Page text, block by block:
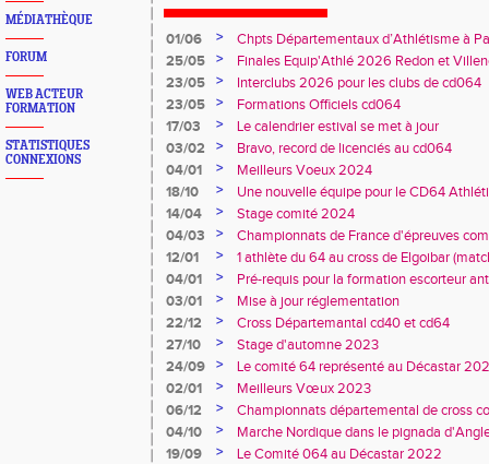
MÉDIATHÈQUE
FORUM
WEB ACTEUR
FORMATION
STATISTIQUES
CONNEXIONS
01/06 >
Chpts Départementaux d’Athlétisme à
Toulouse
25/05 >
Finales Equip'Athlé 2026 Redon et
23/05
>
Interclubs 2026 pour les clubs de cd064
23/05
>
Formations Officiels cd064
17/03
>
Le calendrier estival se met à jour
03/02
>
Bravo, record de licenciés au cd064
04/01
>
Meilleurs Voeux 2024
18/10
>
Une nouvelle équipe pour le CD64
14/04
>
Stage comité 2024
04/03
>
Championnats de France d'épreuves
Duler titré
12/01 >
1 athlète du 64 au cross de Elgoibar
04/01
>
Pré-requis pour la formation escorteur
03/01
>
Mise à jour réglementation
22/12
>
Cross Départemantal cd40 et cd64
27/10
>
Stage d'automne 2023
24/09
>
Le comité 64 représenté au Décastar
02/01
>
Meilleurs Vœux 2023
06/12
>
Championnats départemental de cross
04/10
>
Marche Nordique dans le pignada
19/09
> Le Comité 064 au Décastar 2022